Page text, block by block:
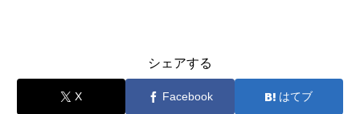
シェアする
X Facebook はてブ